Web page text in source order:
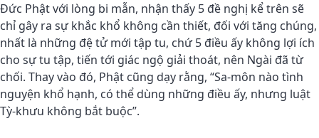
Đức Phật với lòng bi mẫn, nhận thấy 5 đề nghị kể trên sẽ
chỉ gây ra sự khắc khổ không cần thiết, đối với tăng chúng,
nhất là những đệ tử mới tập tu, chứ 5 điều ấy không lợi ích
cho sự tu tập, tiến tới giác ngộ giải thoát, nên Ngài đã từ
chối. Thay vào đó, Phật cũng dạy rằng, “Sa-môn nào tình
nguyện khổ hạnh, có thể dùng những điều ấy, nhưng luật
Tỳ-khưu không bắt buộc”.